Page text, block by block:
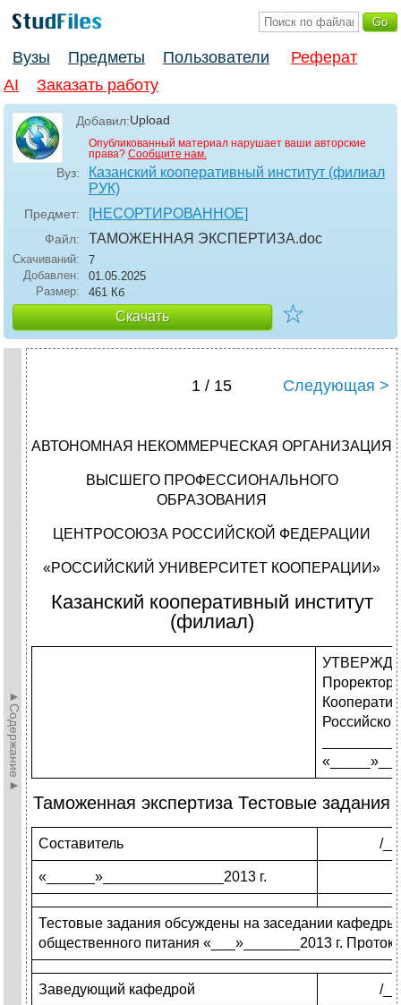
Вузы Предметы Пользователи
Реферат
AI
Заказать работу
Добавил:Upload
Опубликованный материал нарушает ваши авторские
права? Сообщите нам.
Вуз:
Казанский кооперативный институт (филиал
РУК)
Предмет: [НЕСОРТИРОВАННОЕ]
Файл: ТАМОЖЕННАЯ ЭКСПЕРТИЗА.doc
Скачиваний:
7
Добавлен:
01.05.2025
Размер:
461 Кб
Скачать ☆
►Содержание►
1 / 15 Следующая >
АВТОНОМНАЯ НЕКОММЕРЧЕСКАЯ ОРГАНИЗАЦИЯ
ВЫСШЕГО ПРОФЕССИОНАЛЬНОГО
ОБРАЗОВАНИЯ
ЦЕНТРОСОЮЗА РОССИЙСКОЙ ФЕДЕРАЦИИ
«РОССИЙСКИЙ УНИВЕРСИТЕТ КООПЕРАЦИИ»
Казанский кооперативный институт
(филиал)
Проректор
Таможенная экспертиза Тестовые задания
Составитель /
«______»_______________2013 г.
Тестовые задания обсуждены на заседании кафедры
общественного питания «___»_______2013 г.
Заведующий кафедрой /